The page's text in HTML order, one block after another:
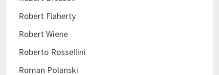
Robert Flaherty
Robert Wiene
Roberto Rossellini
Roman Polanski